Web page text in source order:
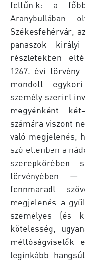
feltűnik: a
Aranybullában
Székesfehérvár,
panaszok
részletekben
1267. évi
mondott
személy szerint
megyénként
számára viszont
való megjelenés,
szó ellenben a
törvényében —
fennmaradt
megjelenés a
személyes (és
kötelesség,
méltóságviselők
leginkább